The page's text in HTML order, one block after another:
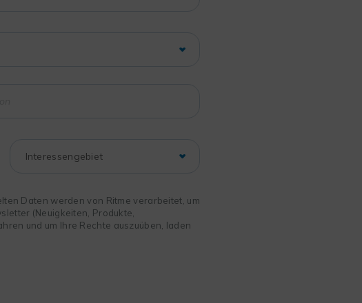
Daten werden von Ritme verarbeitet, um
(Neuigkeiten, Produkte,
und um Ihre Rechte auszuüben, laden